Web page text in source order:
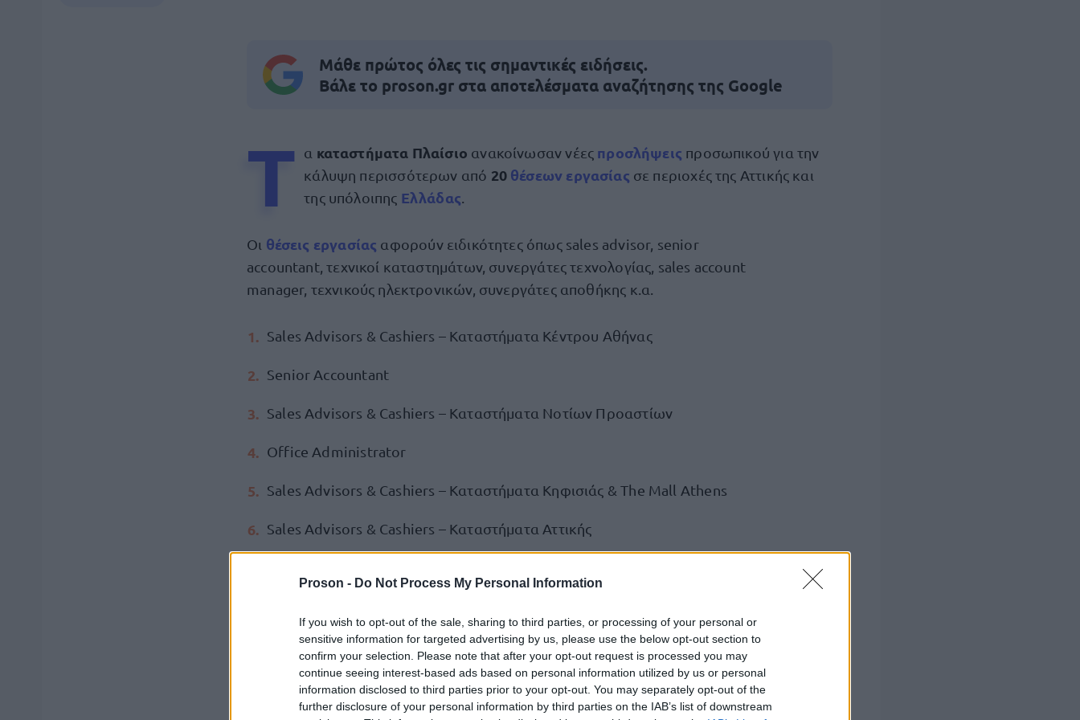
Proson - Do Not Process My Personal Information
If you wish to opt-out of the sale, sharing to third parties, or processing of your personal or
sensitive information for targeted advertising by us, please use the below opt-out section to
confirm your selection. Please note that after your opt-out request is processed you may
continue seeing interest-based ads based on personal information utilized by us or personal
information disclosed to third parties prior to your opt-out. You may separately opt-out of the
further disclosure of your personal information by third parties on the IAB’s list of downstream
Μάθε πρώτος όλες τις σημαντικές ειδήσεις.
Βάλε το proson.gr στα αποτελέσματα αναζήτησης της Google
Τ α καταστήματα Πλαίσιο ανακοίνωσαν νέες προσλήψεις προσωπικού για την
κάλυψη περισσότερων από 20 θέσεων εργασίας σε περιοχές της Αττικής και
της υπόλοιπης Ελλάδας
Οι θέσεις εργασίας αφορούν ειδικότητες όπως sales advisor, senior
accountant, τεχνικοί καταστημάτων, συνεργάτες τεχνολογίας, sales account
manager, τεχνικούς ηλεκτρονικών, συνεργάτες αποθήκης κ.α.
Sales Advisors & Cashiers – Καταστήματα Κέντρου Αθήνας
Senior Accountant
Sales Advisors & Cashiers – Καταστήματα Νοτίων Προαστίων
Office Administrator
Sales Advisors & Cashiers – Καταστήματα Κηφισιάς & The Mall Athens
Sales Advisors & Cashiers – Καταστήματα Αττικής
Συνεργάτες Αποθήκης – Μαγούλα (πρωινή φόρτωση)
Συνεργάτες Τμήματος Picking – Μαγούλα